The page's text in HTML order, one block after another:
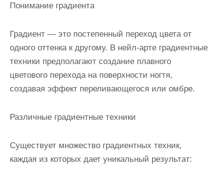
Понимание градиента
Градиент — это постепенный переход цвета от
одного оттенка к другому. В нейл-арте градиентные
техники предполагают создание плавного
цветового перехода на поверхности ногтя,
создавая эффект переливающегося или омбре.
Различные градиентные техники
Существует множество градиентных техник,
каждая из которых дает уникальный результат: